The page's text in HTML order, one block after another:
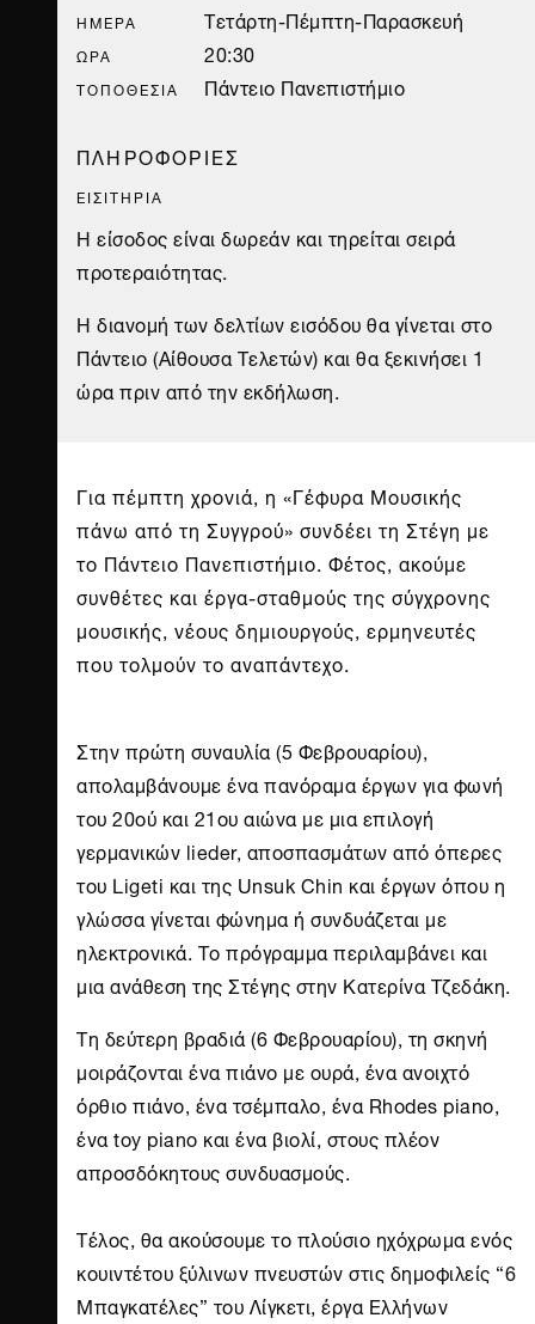
ΗΜΈΡΑ Τετάρτη-Πέμπτη-Παρασκευή
ΏΡΑ 20:30
ΤΟΠΟΘΕΣΊΑ
Πάντειο Πανεπιστήμιο
ΠΛΗΡΟΦΟΡΙΕΣ
ΕΙΣΙΤΗΡΙΑ
Η είσοδος είναι δωρεάν και τηρείται σειρά
προτεραιότητας.
Η διανομή των δελτίων εισόδου θα γίνεται στο
Πάντειο (Αίθουσα Τελετών) και θα ξεκινήσει 1
ώρα πριν από την εκδήλωση.
Για πέμπτη χρονιά, η «Γέφυρα Μουσικής
πάνω από τη Συγγρού» συνδέει τη Στέγη με
το Πάντειο Πανεπιστήμιο. Φέτος, ακούμε
συνθέτες και έργα-σταθμούς της σύγχρονης
μουσικής, νέους δημιουργούς, ερμηνευτές
που τολμούν το αναπάντεχο.
Στην πρώτη συναυλία (5 Φεβρουαρίου),
απολαμβάνουμε ένα πανόραμα έργων για φωνή
του 20ού και 21ου αιώνα με μια επιλογή
γερμανικών lieder, αποσπασμάτων από όπερες
του Ligeti και της Unsuk Chin και έργων όπου η
γλώσσα γίνεται φώνημα ή συνδυάζεται με
ηλεκτρονικά. Το πρόγραμμα περιλαμβάνει και
μια ανάθεση της Στέγης στην Κατερίνα Τζεδάκη.
Τη δεύτερη βραδιά (6 Φεβρουαρίου), τη σκηνή
μοιράζονται ένα πιάνο με ουρά, ένα ανοιχτό
όρθιο πιάνο, ένα τσέμπαλο, ένα Rhodes piano,
ένα toy piano και ένα βιολί, στους πλέον
απροσδόκητους συνδυασμούς.
Τέλος, θα ακούσουμε το πλούσιο ηχόχρωμα ενός
κουιντέτου ξύλινων πνευστών στις δημοφιλείς “6
Μπαγκατέλες” του Λίγκετι, έργα Ελλήνων